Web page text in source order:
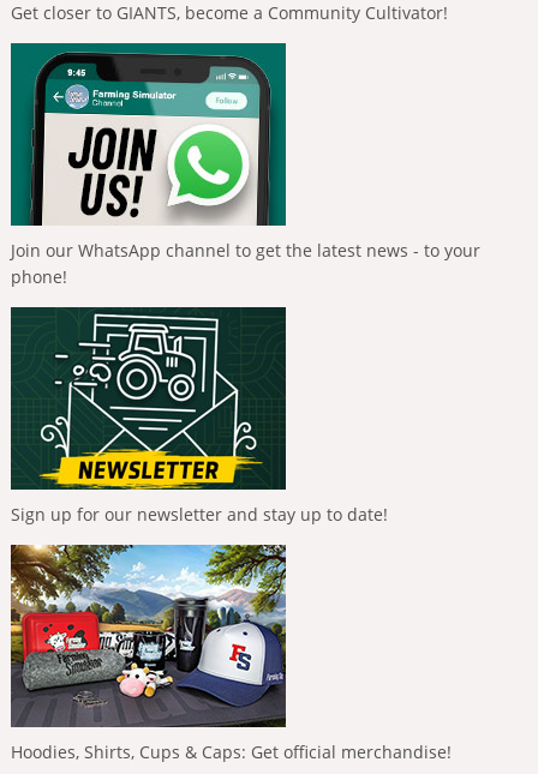
Get closer to GIANTS, become a Community Cultivator!
Join our WhatsApp channel to get the latest news - to your
phone!
Sign up for our newsletter and stay up to date!
Hoodies, Shirts, Cups & Caps: Get official merchandise!